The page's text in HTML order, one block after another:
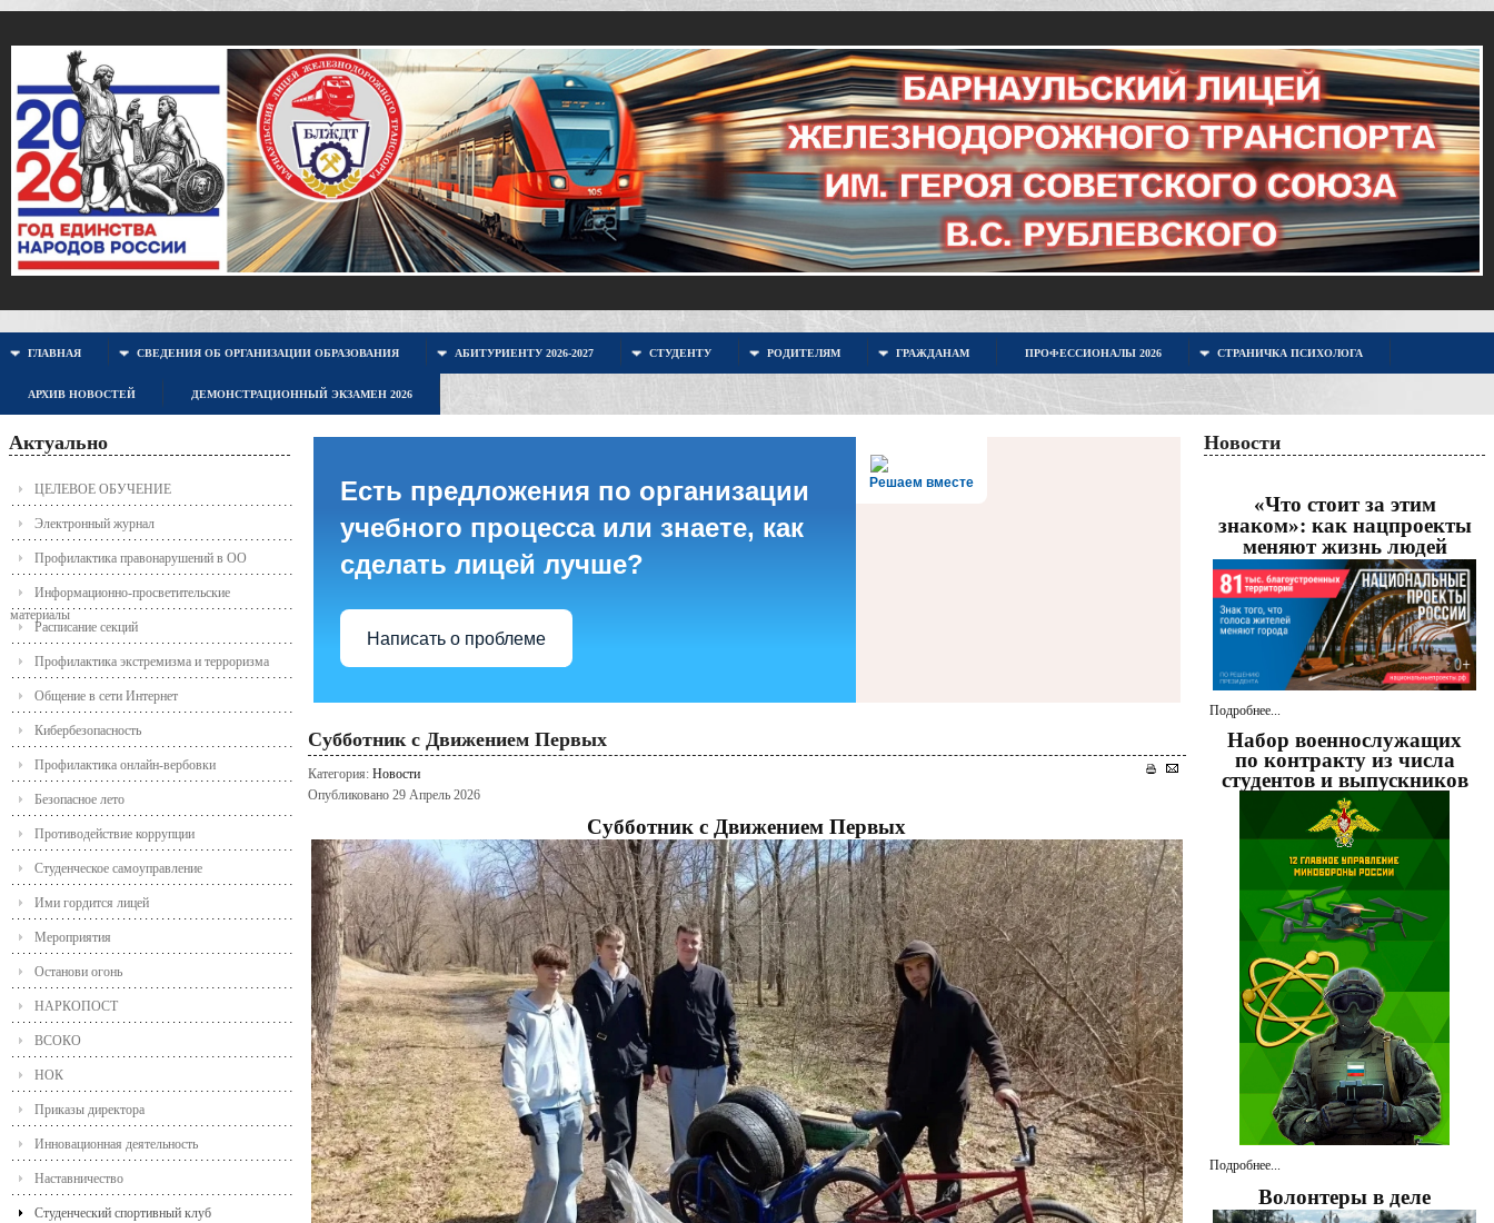
ГЛАВНАЯ СВЕДЕНИЯ ОБ ОРГАНИЗАЦИИ ОБРАЗОВАНИЯ АБИТУРИЕНТУ 2026-2027 СТУДЕНТУ РОДИТЕЛЯМ ГРАЖДАНАМ ПРОФЕССИОНАЛЫ 2026 СТРАНИЧКА ПСИХОЛОГА
АРХИВ НОВОСТЕЙ ДЕМОНСТРАЦИОННЫЙ ЭКЗАМЕН 2026
Актуально
ЦЕЛЕВОЕ ОБУЧЕНИЕ
Электронный журнал
Профилактика правонарушений в ОО
Информационно-просветительские
материалы
Расписание секций
Профилактика экстремизма и терроризма
Общение в сети Интернет
Кибербезопасность
Профилактика онлайн-вербовки
Безопасное лето
Противодействие коррупции
Студенческое самоуправление
Ими гордится лицей
Мероприятия
Останови огонь
НАРКОПОСТ
ВСОКО
НОК
Приказы директора
Инновационная деятельность
Наставничество
Студенческий спортивный клуб
Решаем вместе
Есть предложения по организации
учебного процесса или знаете, как
сделать лицей лучше?
Написать о проблеме
Субботник с Движением Первых
Категория: Новости
Опубликовано 29 Апрель 2026
Субботник с Движением Первых
Новости
«Что стоит за этим
знаком»: как нацпроекты
меняют жизнь людей
Подробнее...
Набор военнослужащих
по контракту из числа
студентов и выпускников
Подробнее...
Волонтеры в деле